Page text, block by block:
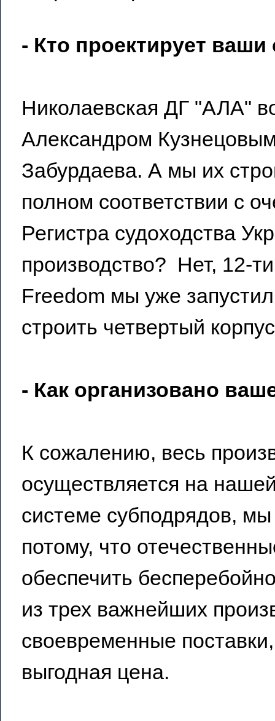
- Кто проектирует ваши
Николаевская ДГ "АЛА"
Александром
Забурдаева. А мы их
полном соответствии с
Регистра судоходства
производство? Нет, 12-
Freedom мы уже
строить четвертый
- Как организовано
К сожалению, весь
осуществляется на
системе субподрядов,
потому, что
обеспечить
из трех важнейших
своевременные
выгодная цена.